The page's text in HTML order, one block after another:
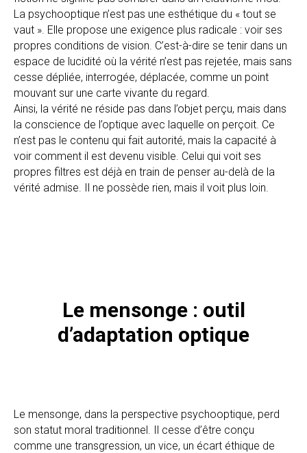
La psychooptique n’est pas une esthétique du « tout se
vaut ». Elle propose une exigence plus radicale : voir ses
propres conditions de vision. C’est-à-dire se tenir dans un
espace de lucidité où la vérité n’est pas rejetée, mais sans
cesse dépliée, interrogée, déplacée, comme un point
mouvant sur une carte vivante du regard.
Ainsi, la vérité ne réside pas dans l’objet perçu, mais dans
la conscience de l’optique avec laquelle on perçoit. Ce
n’est pas le contenu qui fait autorité, mais la capacité à
voir comment il est devenu visible. Celui qui voit ses
propres filtres est déjà en train de penser au-delà de la
vérité admise. Il ne possède rien, mais il voit plus loin.
Le mensonge : outil
d’adaptation optique
Le mensonge, dans la perspective psychooptique, perd
son statut moral traditionnel. Il cesse d’être conçu
comme une transgression, un vice, un écart éthique de